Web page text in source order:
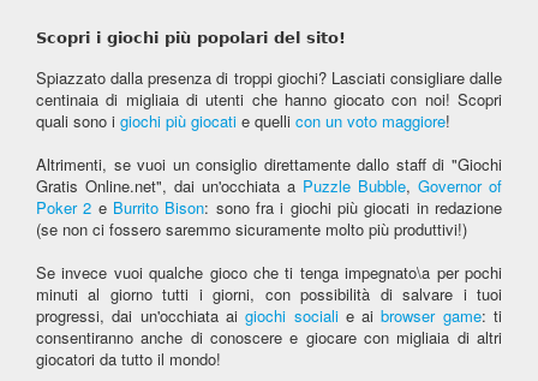
Scopri i giochi più popolari del sito!
Spiazzato dalla presenza di troppi giochi? Lasciati consigliare dalle
centinaia di migliaia di utenti che hanno giocato con noi! Scopri
quali sono i giochi più giocati e quelli con un voto maggiore!
Altrimenti, se vuoi un consiglio direttamente dallo staff di "Giochi
Gratis Online.net", dai un'occhiata a Puzzle Bubble, Governor of
Poker 2 e Burrito Bison: sono fra i giochi più giocati in redazione
(se non ci fossero saremmo sicuramente molto più produttivi!)
Se invece vuoi qualche gioco che ti tenga impegnato\a per pochi
minuti al giorno tutti i giorni, con possibilità di salvare i tuoi
progressi, dai un'occhiata aigiochi socialie aibrowser game: ti
consentiranno anche di conoscere e giocare con migliaia di altri
giocatori da tutto il mondo!